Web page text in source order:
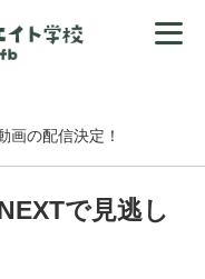
画の配信決定！
で見逃し